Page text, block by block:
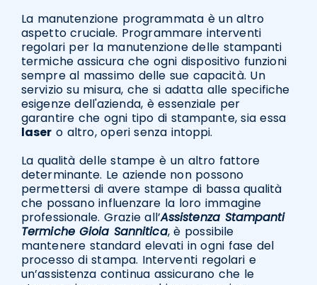
La manutenzione programmata è un altro
aspetto cruciale. Programmare interventi
regolari per la manutenzione delle stampanti
termiche assicura che ogni dispositivo funzioni
sempre al massimo delle sue capacità. Un
servizio su misura, che si adatta alle specifiche
esigenze dell'azienda, è essenziale per
garantire che ogni tipo di stampante, sia essa
laser o altro, operi senza intoppi.
La qualità delle stampe è un altro fattore
determinante. Le aziende non possono
permettersi di avere stampe di bassa qualità
che possano influenzare la loro immagine
professionale. Grazie all’Assistenza Stampanti
Termiche Gioia Sannitica, è possibile
mantenere standard elevati in ogni fase del
processo di stampa. Interventi regolari e
un’assistenza continua assicurano che le